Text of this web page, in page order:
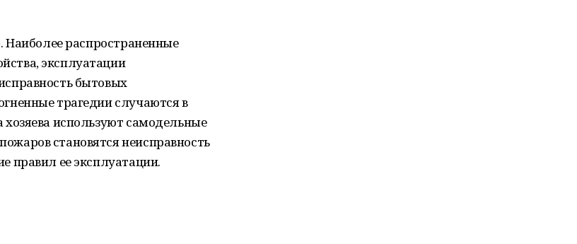
Наиболее распространенные
эксплуатации
бытовых
трагедии случаются в
используют самодельные
становятся неисправность
правил ее эксплуатации.